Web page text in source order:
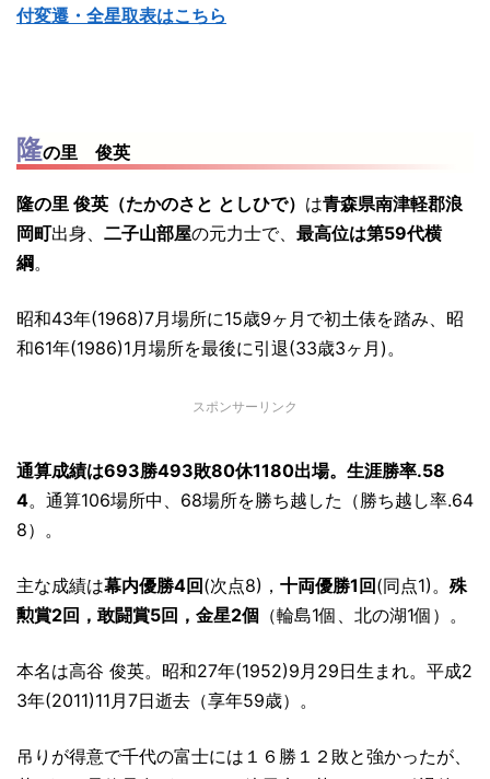
付変遷・全星取表はこちら
隆の里 俊英
隆の里 俊英（たかのさと としひで） は青森県南津軽郡浪
岡町出身、 二子山部屋の元力士で、 最高位は第59代横
綱。
昭和43年(1968)7月場所に15歳9ヶ月で初土俵を踏み、昭
和61年(1986)1月場所を最後に引退(33歳3ヶ月)。
スポンサーリンク
通算成績は693勝493敗80休1180出場。生涯勝率.58
4。通算106場所中、68場所を勝ち越した（勝ち越し率.64
8）。
主な成績は幕内優勝4回(次点8)， 十両優勝1回(同点1)。 殊
勲賞2回，敢闘賞5回，金星2個 （輪島1個、北の湖1個）。
本名は高谷 俊英。昭和27年(1952)9月29日生まれ。平成2
3年(2011)11月7日逝去（享年59歳）。
吊りが得意で千代の富士には１６勝１２敗と強かったが、